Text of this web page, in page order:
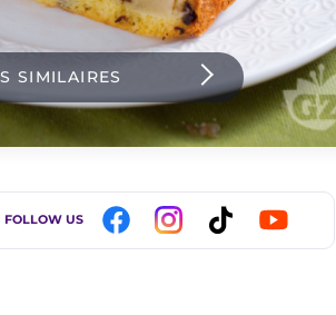
SIMILAIRES
FOLLOW US